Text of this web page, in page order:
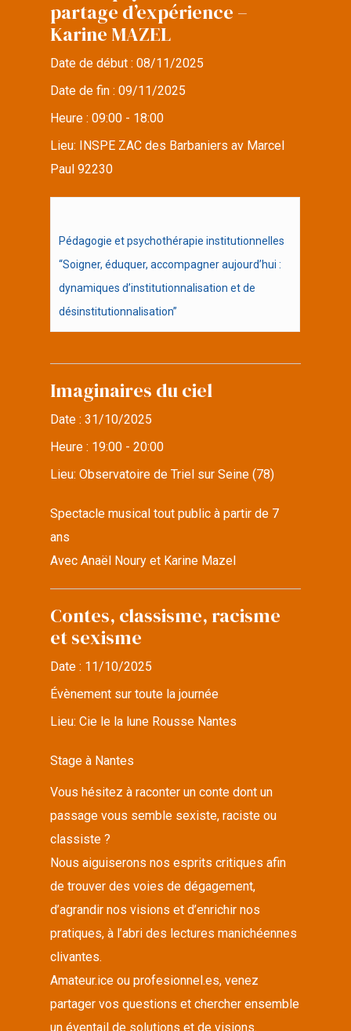
partage d’expérience –
Karine MAZEL
Date de début :08/11/2025
Date de fin :09/11/2025
Heure :09:00 - 18:00
Lieu:
INSPE ZAC des Barbaniers av Marcel
Paul 92230
Pédagogie et psychothérapie institutionnelles
“Soigner, éduquer, accompagner aujourd’hui :
dynamiques d’institutionnalisation et de
désinstitutionnalisation”
Imaginaires du ciel
Date :31/10/2025
Heure : 19:00 - 20:00
Lieu:Observatoire de Triel sur Seine (78)
Spectacle musical tout public à partir de 7
ans
Avec Anaël Noury et Karine Mazel
Contes, classisme, racisme
et sexisme
Date : 11/10/2025
Évènement sur toute la journée
Lieu:Cie le la lune Rousse Nantes
Stage à Nantes
Vous hésitez à raconter un conte dont un
passage vous semble sexiste, raciste ou
classiste ?
Nous aiguiserons nos esprits critiques afin
de trouver des voies de dégagement,
d’agrandir nos visions et d’enrichir nos
pratiques, à l’abri des lectures manichéennes
clivantes.
Amateur.ice ou profesionnel.es, venez
partager vos questions et chercher ensemble
un éventail de solutions et de visions.